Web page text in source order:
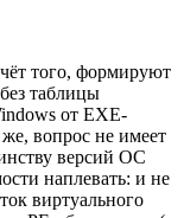
того, формируют
таблицы
от EXE-
вопрос не имеет
версий ОС
наплевать: и не
виртуального